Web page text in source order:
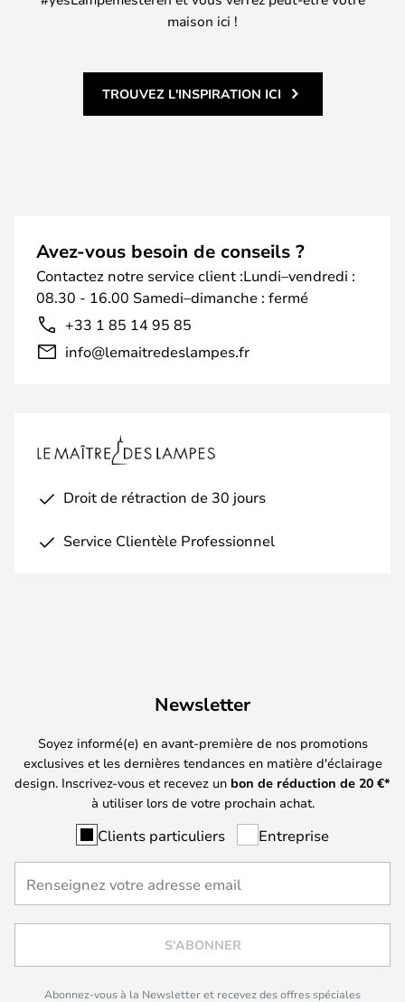
maison ici !
TROUVEZ L'INSPIRATION ICI
Avez-vous besoin de conseils ?
Contactez notre service client :Lundi–vendredi :
08.30 - 16.00 Samedi–dimanche : fermé
+33 1 85 14 95 85
info@lemaitredeslampes.fr
Droit de rétraction de 30 jours
Service Clientèle Professionnel
Newsletter
Soyez informé(e) en avant-première de nos promotions
exclusives et les dernières tendances en matière d'éclairage
design. Inscrivez-vous et recevez un bon de réduction de 20 €*
à utiliser lors de votre prochain achat.
Clients particuliers Entreprise
S'ABONNER
Abonnez-vous à la Newsletter et recevez des offres spéciales